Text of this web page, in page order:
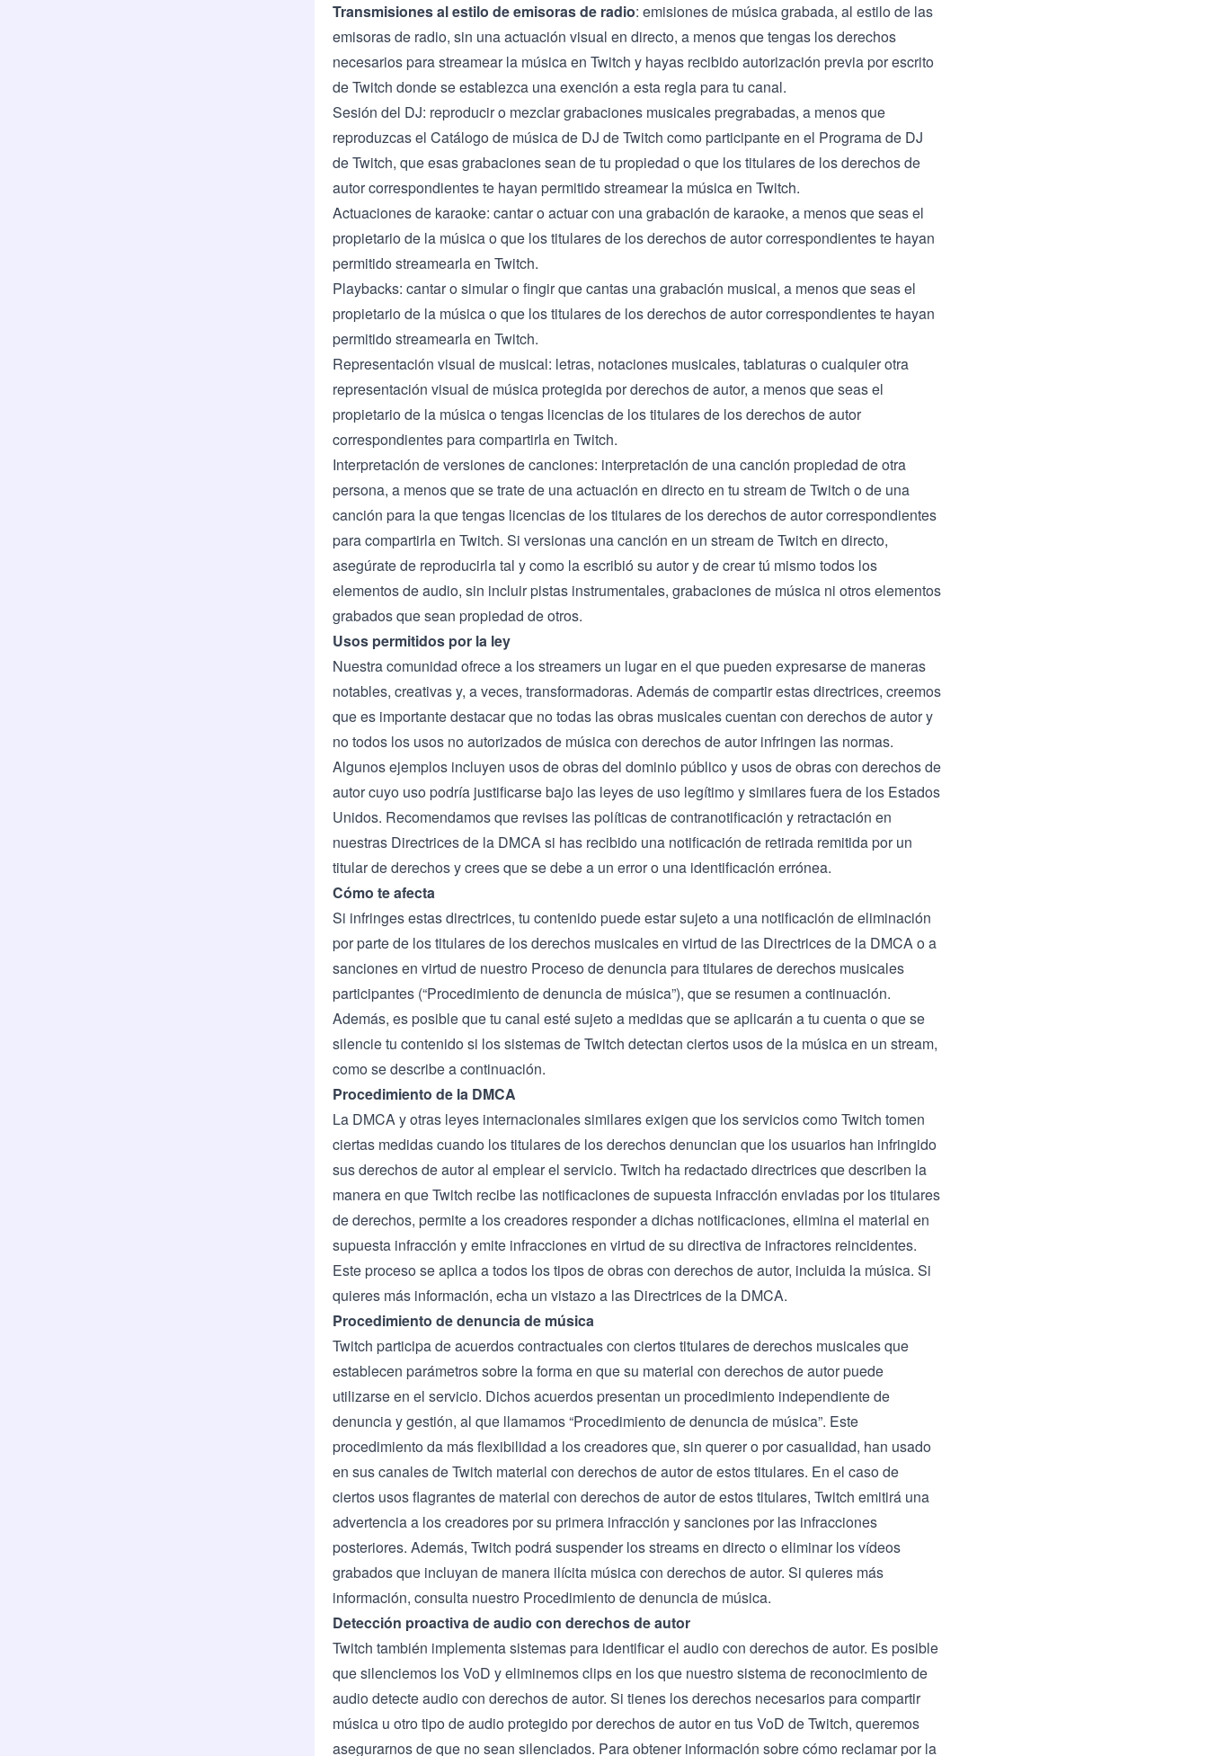
Transmisiones al estilo de emisoras de radio: emisiones de música grabada, al estilo de las
emisoras de radio, sin una actuación visual en directo, a menos que tengas los derechos
necesarios para streamear la música en Twitch y hayas recibido autorización previa por escrito
de Twitch donde se establezca una exención a esta regla para tu canal.
Sesión del DJ: reproducir o mezclar grabaciones musicales pregrabadas, a menos que
reproduzcas el Catálogo de música de DJ de Twitch como participante en el Programa de DJ
de Twitch, que esas grabaciones sean de tu propiedad o que los titulares de los derechos de
autor correspondientes te hayan permitido streamear la música en Twitch.
Actuaciones de karaoke: cantar o actuar con una grabación de karaoke, a menos que seas el
propietario de la música o que los titulares de los derechos de autor correspondientes te hayan
permitido streamearla en Twitch.
Playbacks: cantar o simular o fingir que cantas una grabación musical, a menos que seas el
propietario de la música o que los titulares de los derechos de autor correspondientes te hayan
permitido streamearla en Twitch.
Representación visual de musical: letras, notaciones musicales, tablaturas o cualquier otra
representación visual de música protegida por derechos de autor, a menos que seas el
propietario de la música o tengas licencias de los titulares de los derechos de autor
correspondientes para compartirla en Twitch.
Interpretación de versiones de canciones: interpretación de una canción propiedad de otra
persona, a menos que se trate de una actuación en directo en tu stream de Twitch o de una
canción para la que tengas licencias de los titulares de los derechos de autor correspondientes
para compartirla en Twitch. Si versionas una canción en un stream de Twitch en directo,
asegúrate de reproducirla tal y como la escribió su autor y de crear tú mismo todos los
elementos de audio, sin incluir pistas instrumentales, grabaciones de música ni otros elementos
grabados que sean propiedad de otros.
Usos permitidos por la ley
Nuestra comunidad ofrece a los streamers un lugar en el que pueden expresarse de maneras
notables, creativas y, a veces, transformadoras. Además de compartir estas directrices, creemos
que es importante destacar que no todas las obras musicales cuentan con derechos de autor y
no todos los usos no autorizados de música con derechos de autor infringen las normas.
Algunos ejemplos incluyen usos de obras del dominio público y usos de obras con derechos de
autor cuyo uso podría justificarse bajo las leyes de uso legítimo y similares fuera de los Estados
Unidos. Recomendamos que revises las políticas de contranotificación y retractación en
nuestras Directrices de la DMCAsi has recibido una notificación de retirada remitida por un
titular de derechos y crees que se debe a un error o una identificación errónea.
Cómo te afecta
Si infringes estas directrices, tu contenido puede estar sujeto a una notificación de eliminación
por parte de los titulares de los derechos musicales en virtud de las Directrices de la DMCAo a
sanciones en virtud de nuestro Proceso de denuncia para titulares de derechos musicales
participantes (“Procedimiento de denuncia de música”), que se resumen a continuación.
Además, es posible que tu canal esté sujeto a medidas que se aplicarán a tu cuenta o que se
silencie tu contenido si los sistemas de Twitch detectan ciertos usos de la música en un stream,
como se describe a continuación.
Procedimiento de la DMCA
La DMCA y otras leyes internacionales similares exigen que los servicios como Twitch tomen
ciertas medidas cuando los titulares de los derechos denuncian que los usuarios han infringido
sus derechos de autor al emplear el servicio. Twitch ha redactado directrices que describen la
manera en que Twitch recibe las notificaciones de supuesta infracción enviadas por los titulares
de derechos, permite a los creadores responder a dichas notificaciones, elimina el material en
supuesta infracción y emite infracciones en virtud de su directiva de infractores reincidentes.
Este proceso se aplica a todos los tipos de obras con derechos de autor, incluida la música. Si
quieres más información, echa un vistazo a las Directrices de la DMCA.
Procedimiento de denuncia de música
Twitch participa de acuerdos contractuales con ciertos titulares de derechos musicales que
establecen parámetros sobre la forma en que su material con derechos de autor puede
utilizarse en el servicio. Dichos acuerdos presentan un procedimiento independiente de
denuncia y gestión, al que llamamos “Procedimiento de denuncia de música”. Este
procedimiento da más flexibilidad a los creadores que, sin querer o por casualidad, han usado
en sus canales de Twitch material con derechos de autor de estos titulares. En el caso de
ciertos usos flagrantes de material con derechos de autor de estos titulares, Twitch emitirá una
advertencia a los creadores por su primera infracción y sanciones por las infracciones
posteriores. Además, Twitch podrá suspender los streams en directo o eliminar los vídeos
grabados que incluyan de manera ilícita música con derechos de autor. Si quieres más
información, consulta nuestro Procedimiento de denuncia de música.
Detección proactiva de audio con derechos de autor
Twitch también implementa sistemas para identificar el audio con derechos de autor. Es posible
que silenciemos los VoD y eliminemos clips en los que nuestro sistema de reconocimiento de
audio detecte audio con derechos de autor. Si tienes los derechos necesarios para compartir
música u otro tipo de audio protegido por derechos de autor en tus VoD de Twitch, queremos
asegurarnos de que no sean silenciados. Para obtener información sobre cómo reclamar por la